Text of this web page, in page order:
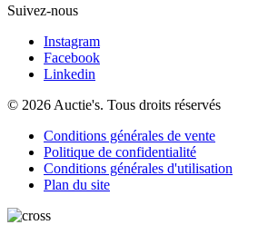
Suivez-nous
Instagram
Facebook
Linkedin
© 2026 Auctie's. Tous droits réservés
Conditions générales de vente
Politique de confidentialité
Conditions générales d'utilisation
Plan du site